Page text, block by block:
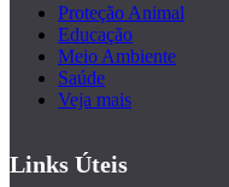
Proteção Animal
Educação
Meio Ambiente
Saúde
Veja mais
Links Úteis